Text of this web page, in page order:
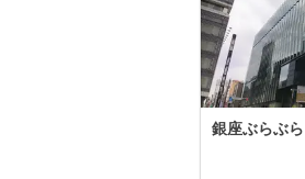
銀座ぶらぶら